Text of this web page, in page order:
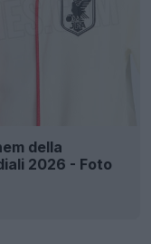
della
2026 - Foto